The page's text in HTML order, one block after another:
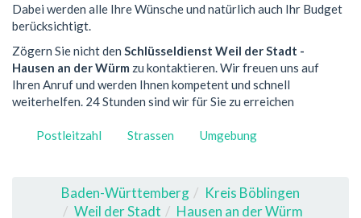
Dabei werden alle Ihre Wünsche und natürlich auch Ihr Budget
berücksichtigt.
Zögern Sie nicht den Schlüsseldienst Weil der Stadt -
Hausen an der Würm zu kontaktieren. Wir freuen uns auf
Ihren Anruf und werden Ihnen kompetent und schnell
weiterhelfen. 24 Stunden sind wir für Sie zu erreichen
Postleitzahl Strassen Umgebung
Baden-Württemberg
Kreis Böblingen
Weil der Stadt
Hausen an der Würm